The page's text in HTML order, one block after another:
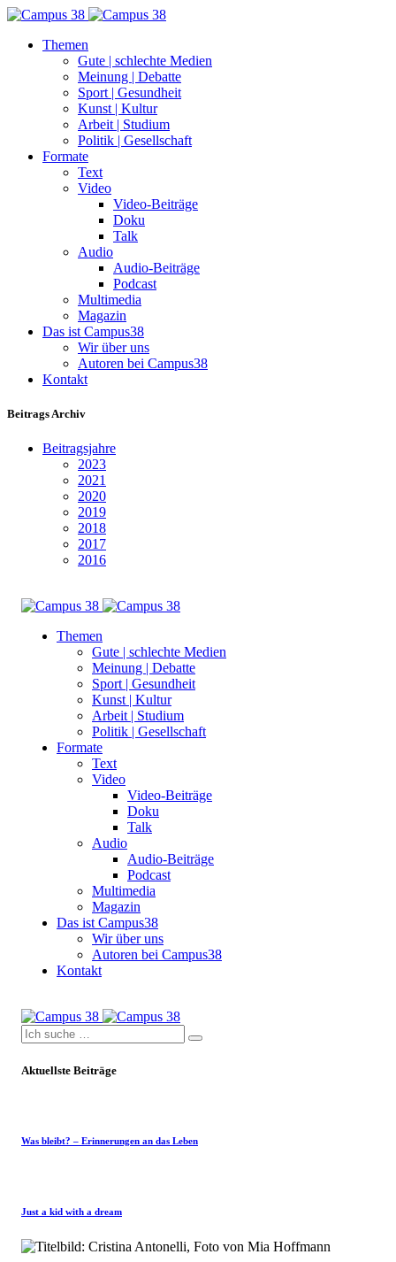
Themen
Gute | schlechte Medien
Meinung | Debatte
Sport | Gesundheit
Kunst | Kultur
Arbeit | Studium
Politik | Gesellschaft
Formate
Text
Video
Video-Beiträge
Doku
Talk
Audio
Audio-Beiträge
Podcast
Multimedia
Magazin
Das ist Campus38
Wir über uns
Autoren bei Campus38
Kontakt
Beitrags Archiv
Beitragsjahre
2023
2021
2020
2019
2018
2017
2016
Themen
Gute | schlechte Medien
Meinung | Debatte
Sport | Gesundheit
Kunst | Kultur
Arbeit | Studium
Politik | Gesellschaft
Formate
Text
Video
Video-Beiträge
Doku
Talk
Audio
Audio-Beiträge
Podcast
Multimedia
Magazin
Das ist Campus38
Wir über uns
Autoren bei Campus38
Kontakt
Aktuellste Beiträge
Was bleibt? – Erinnerungen an das Leben
Just a kid with a dream